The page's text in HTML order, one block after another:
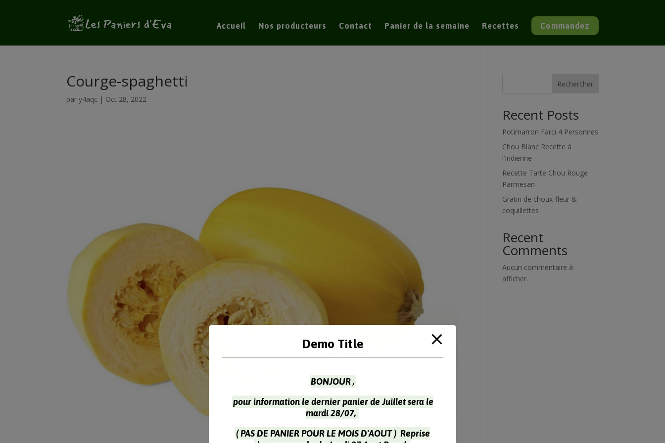
Accueil Nos producteurs Contact Panier de la semaine Recettes Commandez
Courge-spaghetti
pary4aqc | Oct 28, 2022
Rechercher
Recent Posts
Potimarron Farci 4 Personnes
Chou Blanc Recette à
l’Indienne
Recette Tarte Chou Rouge
Parmesan
Gratin de choux-fleur &
coquillettes
Recent
Comments
Aucun commentaire à
afficher.
Demo Title
BONJOUR ,
pour information le dernier panier de Juillet sera le
mardi 28/07,
( PAS DE PANIER POUR LE MOIS D'AOUT ) Reprise